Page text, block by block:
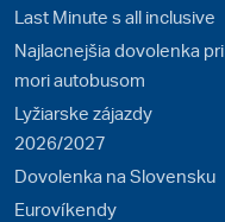
Last Minute s all inclusive
Najlacnejšia dovolenka pri
mori autobusom
Lyžiarske zájazdy
2026/2027
Dovolenka na Slovensku
Eurovíkendy